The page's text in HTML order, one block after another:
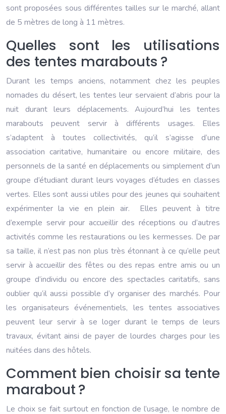
sont proposées sous différentes tailles sur le marché, allant
de 5 mètres de long à 11 mètres.
Quelles sont les utilisations
des tentes marabouts ?
Durant les temps anciens, notamment chez les peuples
nomades du désert, les tentes leur servaient d’abris pour la
nuit durant leurs déplacements. Aujourd’hui les tentes
marabouts peuvent servir à différents usages. Elles
s’adaptent à toutes collectivités, qu’il s’agisse d’une
association caritative, humanitaire ou encore militaire, des
personnels de la santé en déplacements ou simplement d’un
groupe d’étudiant durant leurs voyages d’études en classes
vertes. Elles sont aussi utiles pour des jeunes qui souhaitent
expérimenter la vie en plein air. Elles peuvent à titre
d’exemple servir pour accueillir des réceptions ou d’autres
activités comme les restaurations ou les kermesses. De par
sa taille, il n’est pas non plus très étonnant à ce qu’elle peut
servir à accueillir des fêtes ou des repas entre amis ou un
groupe d’individu ou encore des spectacles caritatifs, sans
oublier qu’il aussi possible d’y organiser des marchés. Pour
les organisateurs événementiels, les tentes associatives
peuvent leur servir à se loger durant le temps de leurs
travaux, évitant ainsi de payer de lourdes charges pour les
nuitées dans des hôtels.
Comment bien choisir sa tente
marabout ?
Le choix se fait surtout en fonction de l’usage, le nombre de